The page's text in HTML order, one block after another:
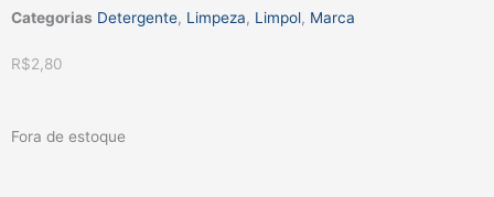
Categorias Detergente, Limpeza, Limpol, Marca
R$2,80
Fora de estoque